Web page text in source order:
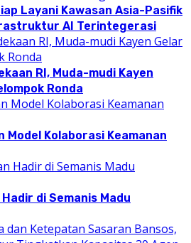
Layani Kawasan Asia-Pasifik
AI Terintegerasi
RI, Muda-mudi Kayen
Ronda
Model Kolaborasi Keamanan
di Semanis Madu